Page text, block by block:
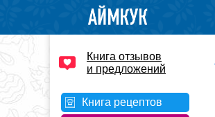
Книга отзывов
и предложений
Книга рецептов